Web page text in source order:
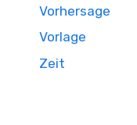
Vorhersage
Vorlage
Zeit